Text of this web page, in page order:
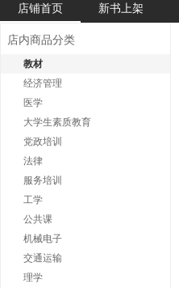
店铺首页 新书上架
店内商品分类
教材
经济管理
医学
大学生素质教育
党政培训
法律
服务培训
工学
公共课
机械电子
交通运输
理学
浪
键
打